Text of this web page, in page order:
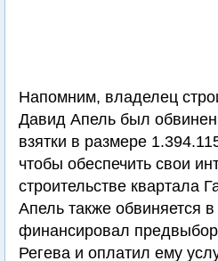
Напомним, владелец
Давид Апель был
взятки в размере
чтобы обеспечить свои
строительстве квартала
Апель также обвиняется в
финансировал
Регева и оплатил ему